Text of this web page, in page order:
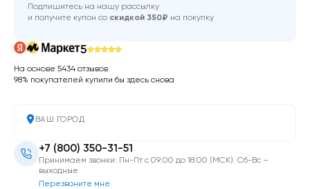
ВАШ ГОРОД
+7 (800) 350-31-51
Принимаем звонки: Пн-Пт с 09:00 до 18:00 (МСК). Сб-Вс –
выходные
Перезвоните мне
Подпишитесь на нашу рассылку
и получите купон со скидкой 350₽ на покупку
5
На основе 5434 отзывов
98% покупателей купили бы здесь снова